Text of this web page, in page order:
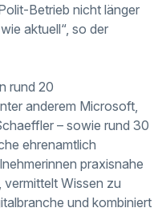
Betrieb nicht länger
aktuell“, so der
rund 20
anderem Microsoft,
– sowie rund 30
ehrenamtlich
praxisnahe
vermittelt Wissen zu
und kombiniert